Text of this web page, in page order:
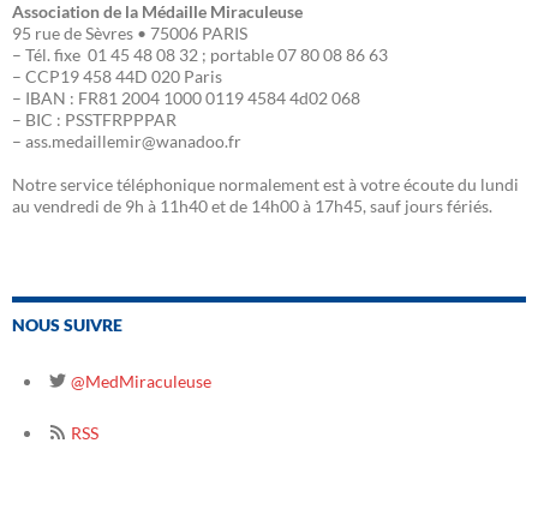
Association de la Médaille Miraculeuse
95 rue de Sèvres • 75006 PARIS
– Tél. fixe 01 45 48 08 32 ; portable 07 80 08 86 63
– CCP19 458 44D 020 Paris
– IBAN : FR81 2004 1000 0119 4584 4d02 068
– BIC : PSSTFRPPPAR
– ass.medaillemir@wanadoo.fr
Notre service téléphonique normalement est à votre écoute du lundi
au vendredi de 9h à 11h40 et de 14h00 à 17h45, sauf jours fériés.
NOUS SUIVRE
@MedMiraculeuse
RSS